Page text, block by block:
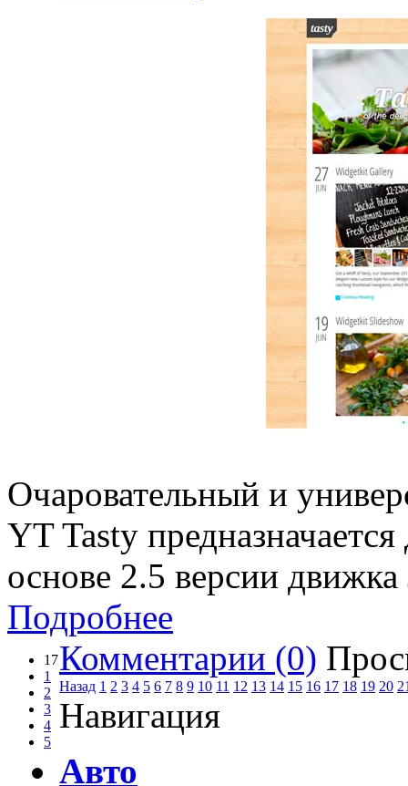
Очаровательный и
YT Tasty
основе 2.5 версии
Подробнее
17
1
2
3
4
5
Комментарии (0)
Назад 1 2 3 4 5 6 7 8 9 10 11 12 13 14 15 16 17 18 19 20
Навигация
Авто